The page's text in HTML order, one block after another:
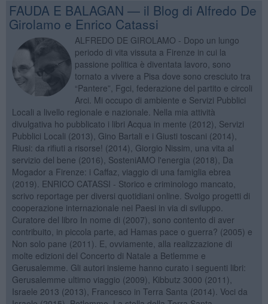
FAUDA E BALAGAN — il Blog di Alfredo De
Girolamo e Enrico Catassi
ALFREDO DE GIROLAMO - Dopo un lungo
periodo di vita vissuta a Firenze in cui la
passione politica è diventata lavoro, sono
tornato a vivere a Pisa dove sono cresciuto tra
“Pantere”, Fgci, federazione del partito e circoli
Arci. Mi occupo di ambiente e Servizi Pubblici
Locali a livello regionale e nazionale. Nella mia attività
divulgativa ho pubblicato i libri Acqua in mente (2012), Servizi
Pubblici Locali (2013), Gino Bartali e i Giusti toscani (2014),
Riusi: da rifiuti a risorse! (2014), Giorgio Nissim, una vita al
servizio del bene (2016), SosteniAMO l'energia (2018), Da
Mogador a Firenze: i Caffaz, viaggio di una famiglia ebrea
(2019). ENRICO CATASSI - Storico e criminologo mancato,
scrivo reportage per diversi quotidiani online. Svolgo progetti di
cooperazione internazionale nei Paesi in via di sviluppo.
Curatore del libro In nome di (2007), sono contento di aver
contribuito, in piccola parte, ad Hamas pace o guerra? (2005) e
Non solo pane (2011). E, ovviamente, alla realizzazione di
molte edizioni del Concerto di Natale a Betlemme e
Gerusalemme. Gli autori insieme hanno curato i seguenti libri:
Gerusalemme ultimo viaggio (2009), Kibbutz 3000 (2011),
Israele 2013 (2013), Francesco in Terra Santa (2014). Voci da